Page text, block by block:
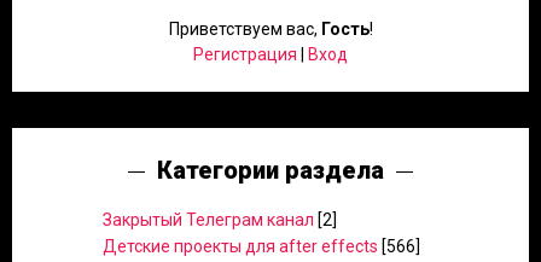
Приветствуем вас, Гость!
Регистрация
Вход
Категории раздела
Закрытый Телеграм канал [2]
Детские проекты для after effects [566]